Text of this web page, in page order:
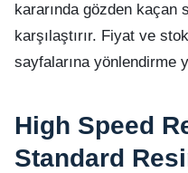
kararında gözden kaçan
karşılaştırır. Fiyat ve
sayfalarına yönlendirme
High Speed
Standard